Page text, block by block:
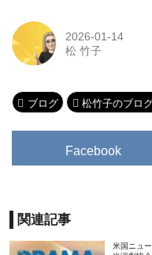
2026-01-14
松 竹子
ブログ 松竹子のブロ
Facebook
関連記事
米国ニュ